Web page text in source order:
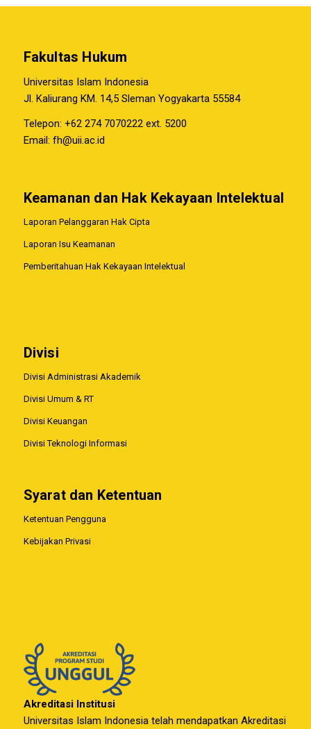
Fakultas Hukum
Universitas Islam Indonesia
Jl. Kaliurang KM. 14,5 Sleman Yogyakarta 55584
Telepon: +62 274 7070222 ext. 5200
Email: fh@uii.ac.id
Keamanan dan Hak Kekayaan Intelektual
Laporan Pelanggaran Hak Cipta
Laporan Isu Keamanan
Pemberitahuan Hak Kekayaan Intelektual
Divisi
Divisi Administrasi Akademik
Divisi Umum & RT
Divisi Keuangan
Divisi Teknologi Informasi
Syarat dan Ketentuan
Ketentuan Pengguna
Kebijakan Privasi
Akreditasi Institusi
Universitas Islam Indonesia telah mendapatkan Akreditasi